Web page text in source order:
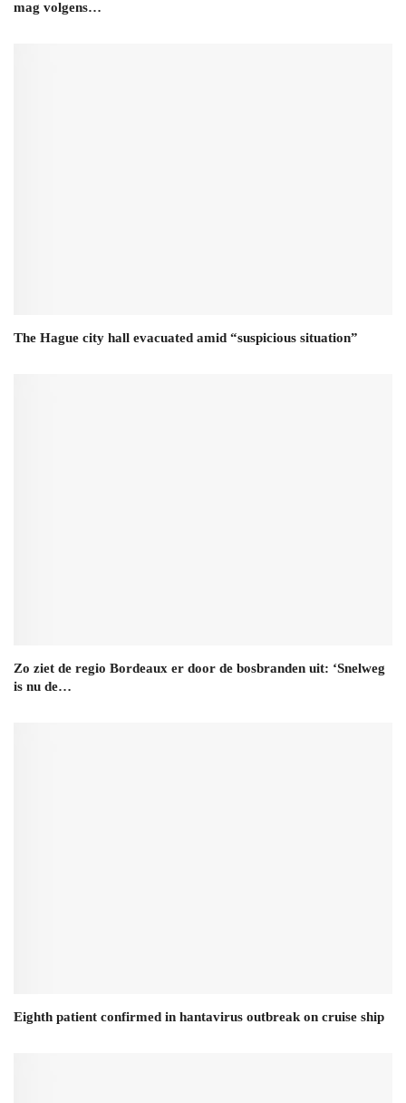
mag volgens…
The Hague city hall evacuated amid “suspicious situation”
Zo ziet de regio Bordeaux er door de bosbranden uit: ‘Snelweg
is nu de…
Eighth patient confirmed in hantavirus outbreak on cruise ship